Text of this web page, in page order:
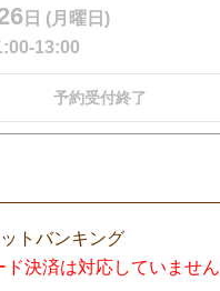
日 (月曜日)
13:00
予約受付終了
トバンキング
ド決済は対応していません